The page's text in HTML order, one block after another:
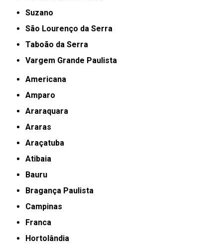
Suzano
São Lourenço da Serra
Taboão da Serra
Vargem Grande Paulista
Americana
Amparo
Araraquara
Araras
Araçatuba
Atibaia
Bauru
Bragança Paulista
Campinas
Franca
Hortolândia